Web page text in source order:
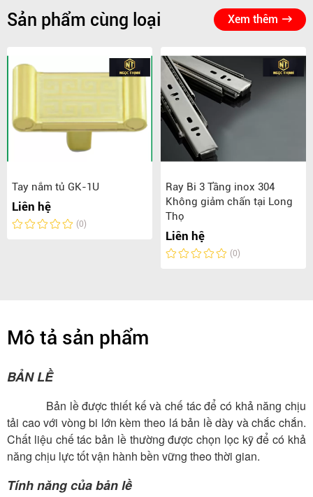
Sản phẩm cùng loại Xem thêm
Tay nắm tủ GK-1U
Liên hệ
(0)
Ray Bi 3 Tầng inox 304
Không giảm chấn tại Long
Thọ
Liên hệ
(0)
Mô tả sản phẩm
BẢN LỀ
Bản lề được thiết kế và chế tác để có khả năng chịu
tải cao với vòng bi lớn kèm theo lá bản lề dày và chắc chắn.
Chất liệu chế tác bản lề thường được chọn lọc kỹ để có khả
năng chịu lực tốt vận hành bền vững theo thời gian.
Tính năng của bản lề